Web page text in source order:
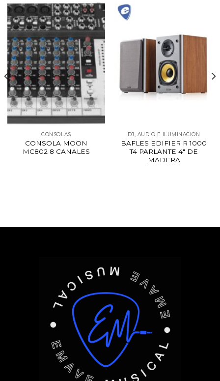
CONSOLAS
CONSOLA MOON
MC802 8 CANALES
DJ, AUDIO E ILUMINACIÓN
BAFLES EDIFIER R 1000
T4 PARLANTE 4″ DE
MADERA